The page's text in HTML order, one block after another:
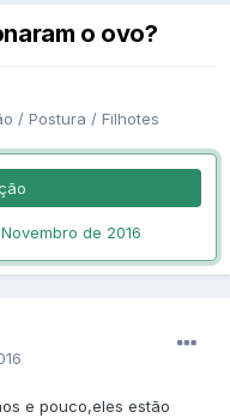
o ovo?
/ Postura / Filhotes
Novembro de 2016
e pouco,eles estão